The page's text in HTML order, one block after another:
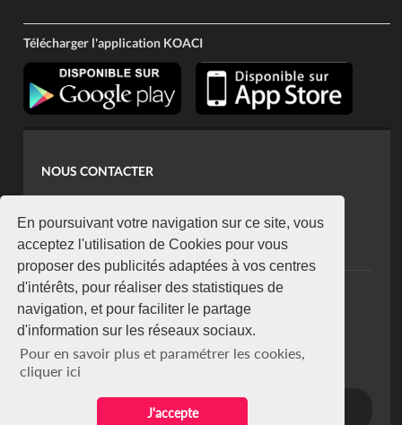
En poursuivant votre navigation sur ce site, vous
acceptez l'utilisation de Cookies pour vous
proposer des publicités adaptées à vos centres
d'intérêts, pour réaliser des statistiques de
navigation, et pour faciliter le partage
d'information sur les réseaux sociaux.
Pour en savoir plus et paramétrer les cookies,
cliquer ici
J'accepte
Télécharger l'application KOACI
NOUS CONTACTER
koaci@yahoo.fr
+225 07 08 85 52 93
NEWSLETTER
Restez connecté via notre newsletter
S'abonner
Se désabonner